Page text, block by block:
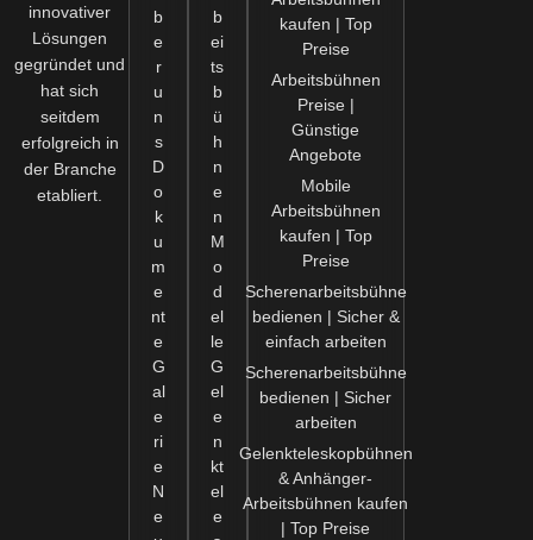
innovativer
Lösungen
gegründet und
hat sich
seitdem
erfolgreich in
der Branche
etabliert.
b
e
r
u
n
s
D
o
k
u
m
e
nt
e
G
al
e
ri
e
N
e
b
ei
ts
b
ü
h
n
e
n
M
o
d
el
le
G
el
e
n
kt
el
e
kaufen | Top
Preise
Arbeitsbühnen
Preise |
Günstige
Angebote
Mobile
Arbeitsbühnen
kaufen | Top
Preise
Scherenarbeitsbühne
bedienen | Sicher &
einfach arbeiten
Scherenarbeitsbühne
bedienen | Sicher
arbeiten
Gelenkteleskopbühnen
& Anhänger-
Arbeitsbühnen kaufen
| Top Preise